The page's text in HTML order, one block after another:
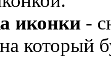
иконки -
который